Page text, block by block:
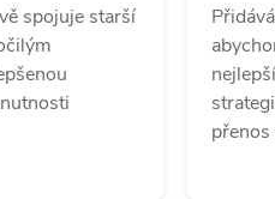
spojuje starší